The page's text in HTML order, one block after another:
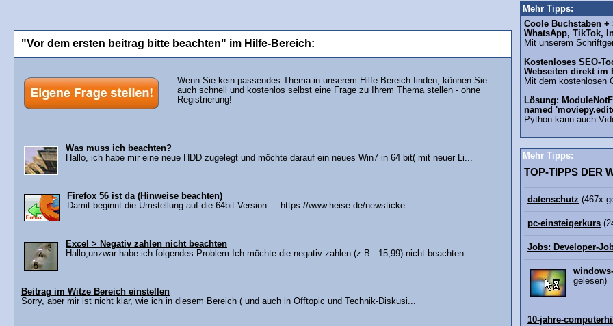
"Vor dem ersten beitrag bitte beachten" im Hilfe-Bereich:
Wenn Sie kein passendes Thema in unserem Hilfe-Bereich finden, können Sie
auch schnell und kostenlos selbst eine Frage zu Ihrem Thema stellen - ohne
Registrierung!
Was muss ich beachten?
Hallo, ich habe mir eine neue HDD zugelegt und möchte darauf ein neues Win7 in 64 bit( mit neuer Li...
Firefox 56 ist da (Hinweise beachten)
Damit beginnt die Umstellung auf die 64bit-Version https://www.heise.de/newsticke...
Excel > Negativ zahlen nicht beachten
Hallo,unzwar habe ich folgendes Problem:Ich möchte die negativ zahlen (z.B. -15,99) nicht beachten ...
Beitrag im Witze Bereich einstellen
Sorry, aber mir ist nicht klar, wie ich in diesem Bereich ( und auch in Offtopic und Technik-Diskusi...
Mehr Tipps:
Coole Buchstaben
WhatsApp, TikTok,
Mit unserem
Kostenloses SEO-
Webseiten direkt im
Mit dem kostenlosen
Lösung:
named
Python kann auch
Mehr Tipps:
TOP-TIPPS DER
datenschutz (467x
pc-einsteigerkurs
Jobs: Developer-
gelesen)
10-jahre-